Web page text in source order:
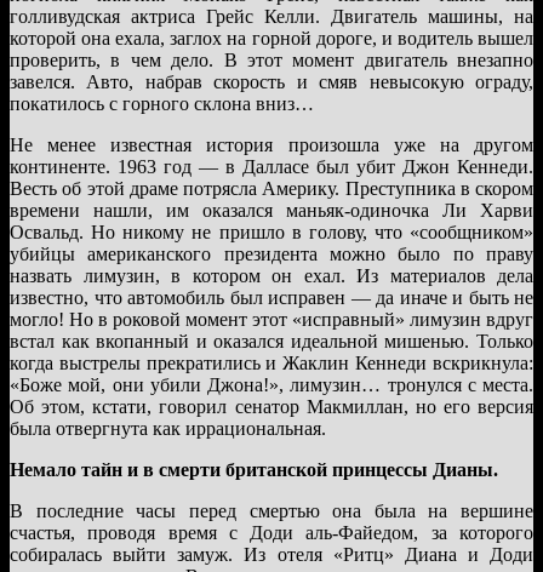
голливудская актриса Грейс Келли. Двигатель машины, на
которой она ехала, заглох на горной дороге, и водитель вышел
проверить, в чем дело. В этот момент двигатель внезапно
завелся. Авто, набрав скорость и смяв невысокую ограду,
покатилось с горного склона вниз…
Не менее известная история произошла уже на другом
континенте. 1963 год — в Далласе был убит Джон Кеннеди.
Весть об этой драме потрясла Америку. Преступника в скором
времени нашли, им оказался маньяк-одиночка Ли Харви
Освальд. Но никому не пришло в голову, что «сообщником»
убийцы американского президента можно было по праву
назвать лимузин, в котором он ехал. Из материалов дела
известно, что автомобиль был исправен — да иначе и быть не
могло! Но в роковой момент этот «исправный» лимузин вдруг
встал как вкопанный и оказался идеальной мишенью. Только
когда выстрелы прекратились и Жаклин Кеннеди вскрикнула:
«Боже мой, они убили Джона!», лимузин… тронулся с места.
Об этом, кстати, говорил сенатор Макмиллан, но его версия
была отвергнута как иррациональная.
Немало тайн и в смерти британской принцессы Дианы.
В последние часы перед смертью она была на вершине
счастья, проводя время с Доди аль-Файедом, за которого
собиралась выйти замуж. Из отеля «Ритц» Диана и Доди